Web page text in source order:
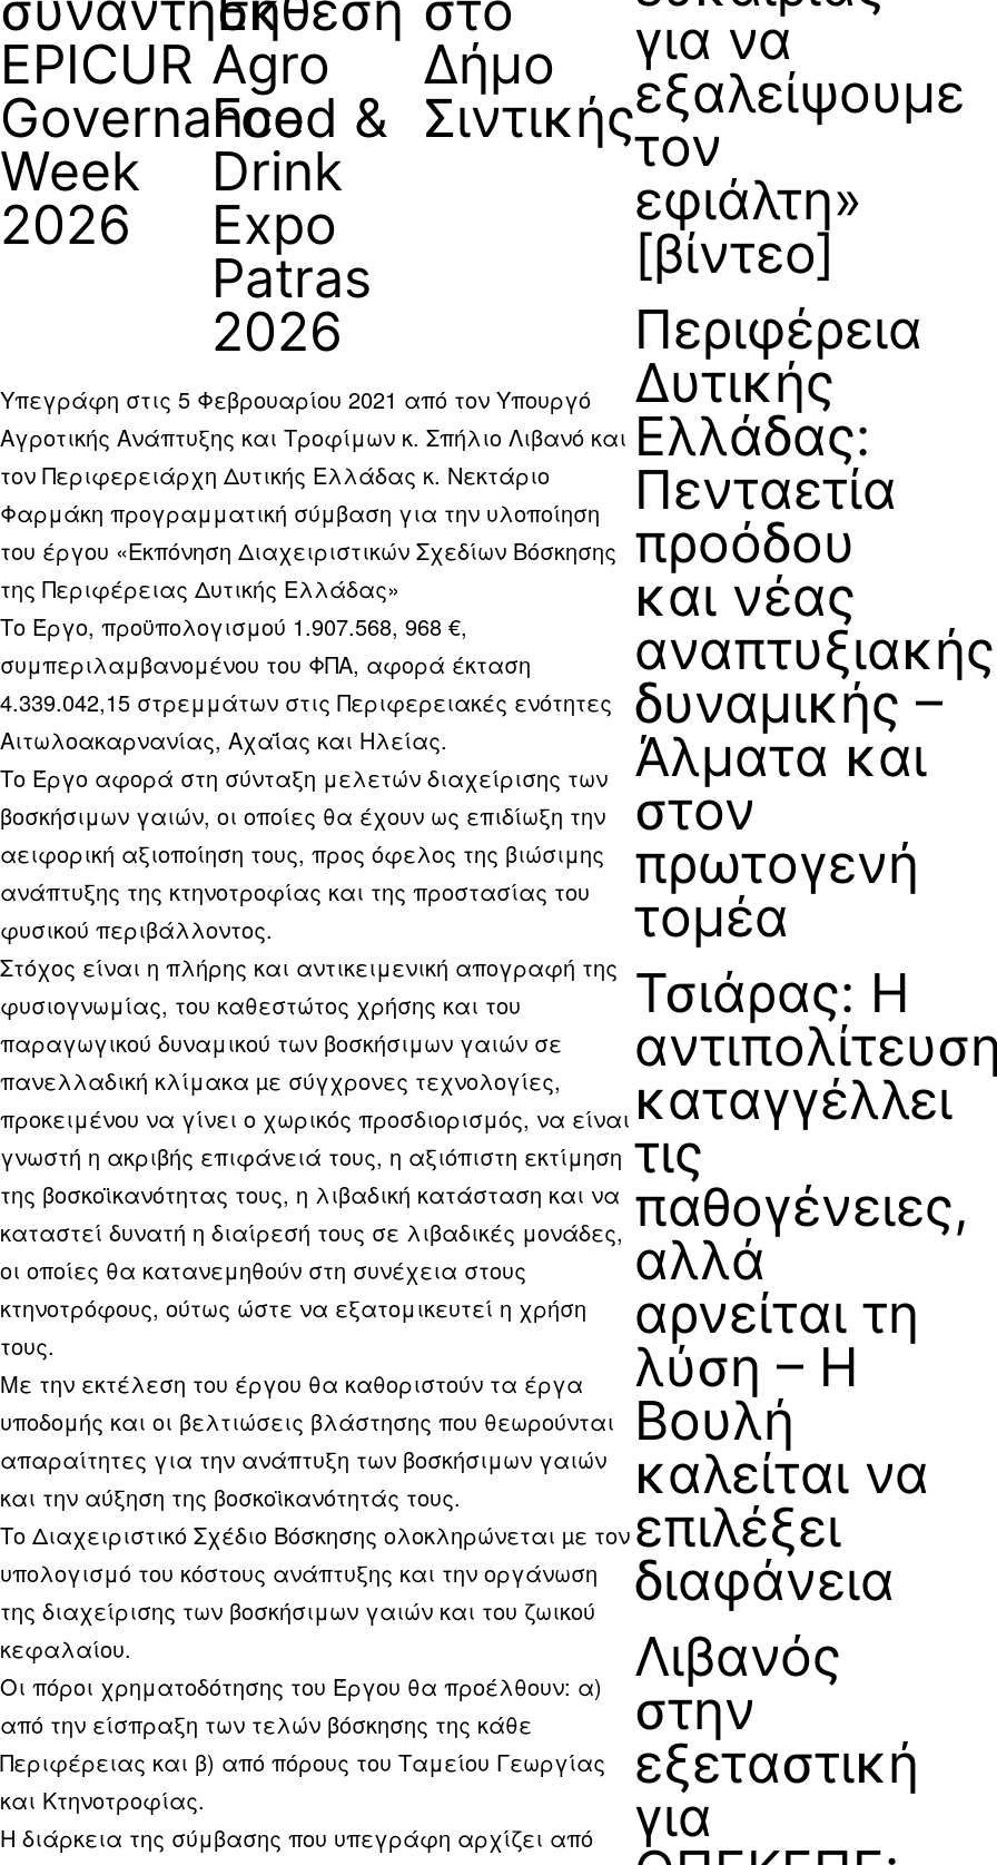
EPICUR
Governance
Week
2026
Agro
Food &
Drink
Expo
Patras
2026
Δήμο
Σιντικής
Υπεγράφη στις 5 Φεβρουαρίου 2021 από τον Υπουργό
Αγροτικής Ανάπτυξης και Τροφίμων κ. Σπήλιο Λιβανό και
τον Περιφερειάρχη Δυτικής Ελλάδας κ. Νεκτάριο
Φαρμάκη προγραμματική σύμβαση για την υλοποίηση
του έργου «Εκπόνηση Διαχειριστικών Σχεδίων Βόσκησης
της Περιφέρειας Δυτικής Ελλάδας»
Το Έργο, προϋπολογισμού 1.907.568, 968 €,
συμπεριλαμβανομένου του ΦΠΑ, αφορά έκταση
4.339.042,15 στρεμμάτων στις Περιφερειακές ενότητες
Αιτωλοακαρνανίας, Αχαΐας και Ηλείας.
Το Έργο αφορά στη σύνταξη μελετών διαχείρισης των
βοσκήσιμων γαιών, οι οποίες θα έχουν ως επιδίωξη την
αειφορική αξιοποίηση τους, προς όφελος της βιώσιμης
ανάπτυξης της κτηνοτροφίας και της προστασίας του
φυσικού περιβάλλοντος.
Στόχος είναι η πλήρης και αντικειμενική απογραφή της
φυσιογνωμίας, του καθεστώτος χρήσης και του
παραγωγικού δυναμικού των βοσκήσιμων γαιών σε
πανελλαδική κλίμακα µε σύγχρονες τεχνολογίες,
προκειμένου να γίνει ο χωρικός προσδιορισμός, να είναι
γνωστή η ακριβής επιφάνειά τους, η αξιόπιστη εκτίμηση
της βοσκοϊκανότητας τους, η λιβαδική κατάσταση και να
καταστεί δυνατή η διαίρεσή τους σε λιβαδικές μονάδες,
οι οποίες θα κατανεμηθούν στη συνέχεια στους
κτηνοτρόφους, ούτως ώστε να εξατομικευτεί η χρήση
τους.
Με την εκτέλεση του έργου θα καθοριστούν τα έργα
υποδομής και οι βελτιώσεις βλάστησης που θεωρούνται
απαραίτητες για την ανάπτυξη των βοσκήσιμων γαιών
και την αύξηση της βοσκοϊκανότητάς τους.
Το Διαχειριστικό Σχέδιο Βόσκησης ολοκληρώνεται µε τον
υπολογισμό του κόστους ανάπτυξης και την οργάνωση
της διαχείρισης των βοσκήσιμων γαιών και του ζωικού
κεφαλαίου.
Οι πόροι χρηματοδότησης του Έργου θα προέλθουν: α)
από την είσπραξη των τελών βόσκησης της κάθε
Περιφέρειας και β) από πόρους του Ταμείου Γεωργίας
και Κτηνοτροφίας.
H διάρκεια της σύμβασης που υπεγράφη αρχίζει από
για να
εξαλείψουμε
τον
εφιάλτη»
[βίντεο]
Περιφέρεια
Δυτικής
Ελλάδας:
Πενταετία
προόδου
και νέας
αναπτυξιακής
δυναμικής –
Άλματα και
στον
πρωτογενή
τομέα
Τσιάρας: Η
καταγγέλλει
τις
παθογένειες,
αλλά
αρνείται τη
λύση – Η
Βουλή
καλείται να
επιλέξει
διαφάνεια
Λιβανός
στην
εξεταστική
για